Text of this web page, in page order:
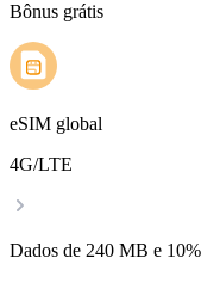
Bônus grátis
eSIM global
4G/LTE
Dados de 240 MB e